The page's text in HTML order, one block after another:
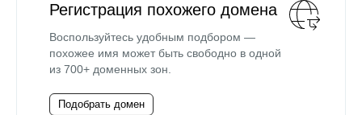
Регистрация похожего домена
Воспользуйтесь удобным подбором —
похожее имя может быть свободно в одной
из 700+ доменных зон.
Подобрать домен